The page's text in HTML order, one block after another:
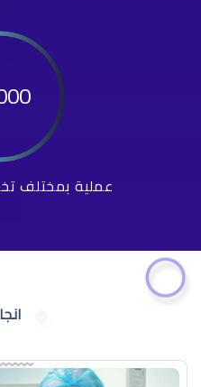
عملية بمختلف